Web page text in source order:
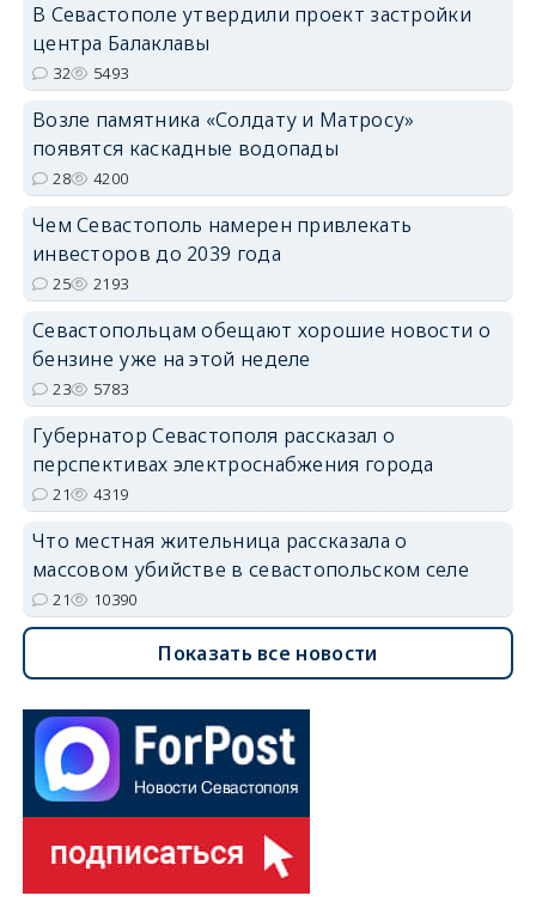
В Севастополе утвердили проект застройки
центра Балаклавы
32 5493
Возле памятника «Солдату и Матросу»
появятся каскадные водопады
28 4200
Чем Севастополь намерен привлекать
инвесторов до 2039 года
25 2193
Севастопольцам обещают хорошие новости о
бензине уже на этой неделе
23 5783
Губернатор Севастополя рассказал о
перспективах электроснабжения города
21 4319
Что местная жительница рассказала о
массовом убийстве в севастопольском селе
21 10390
Показать все новости